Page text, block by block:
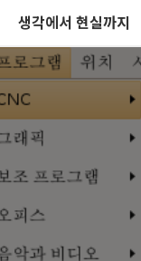
생각에서 현실까지